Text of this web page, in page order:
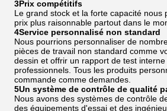
3Prix compétitifs
Le grand stock et la forte capacité nous
prix plus raisonnable partout dans le
4Service personnalisé non standard
Nous pourrions personnaliser de
pièces de travail non standard comme
dessin et offrir un rapport de test
professionnels. Tous les produits
commande comme demandes.
5Un système de contrôle de qualité
Nous avons des systèmes de contrôle
des équipements d'essai et des